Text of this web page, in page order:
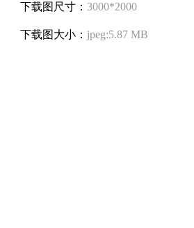
下载图尺寸： 3000*2000
下载图大小： jpeg:5.87 MB